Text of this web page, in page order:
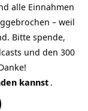
alle Einnahmen
– weil
Bitte spende,
und den 300
kannst .